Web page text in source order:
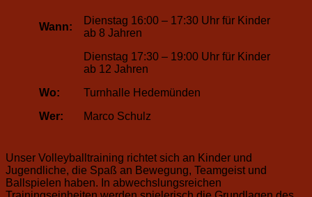
Wann:
Dienstag 16:00 – 17:30 Uhr für Kinder
ab 8 Jahren
Dienstag 17:30 – 19:00 Uhr für Kinder
ab 12 Jahren
Wo:
Turnhalle Hedemünden
Wer:
Marco Schulz
Unser Volleyballtraining richtet sich an Kinder und
Jugendliche, die Spaß an Bewegung, Teamgeist und
Ballspielen haben. In abwechslungsreichen